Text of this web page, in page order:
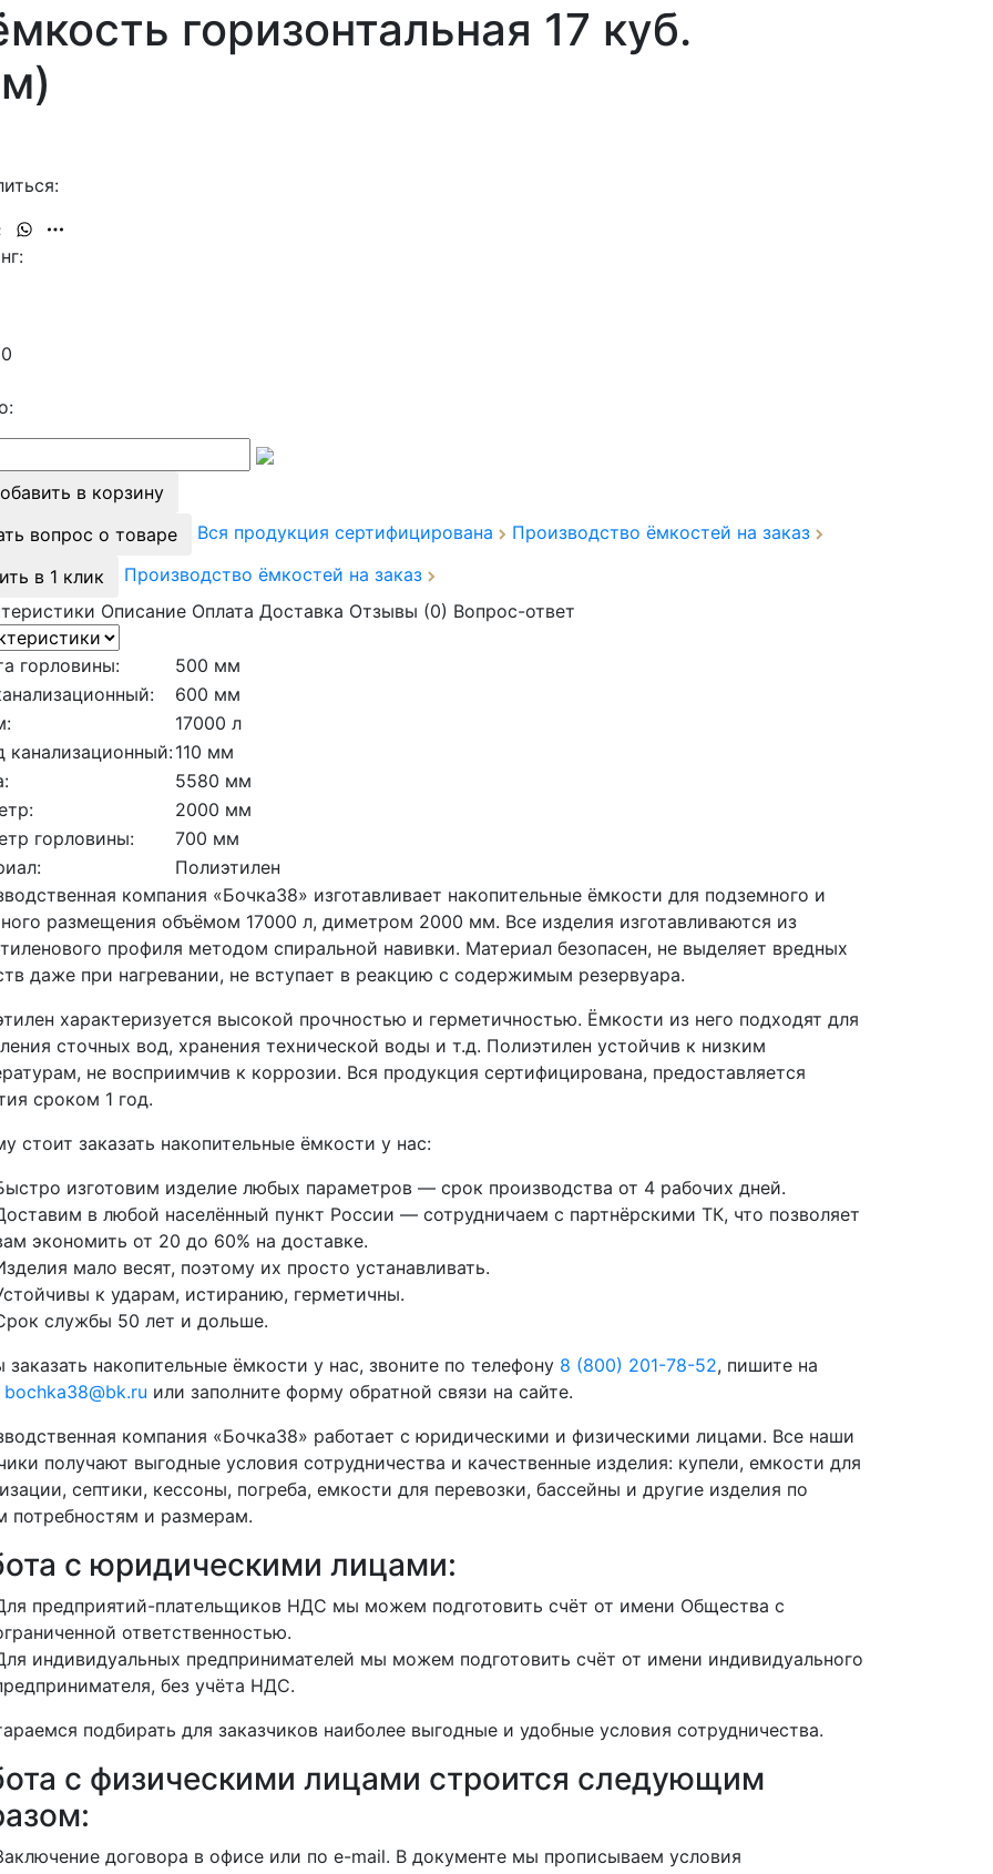
горизонтальная 17 куб.
в корзину
вопрос о товаре
Вся продукция сертифицирована
Производство ёмкостей на заказ
в 1 клик
Производство ёмкостей на заказ
Описание Оплата Доставка Отзывы (0) Вопрос-ответ
горловины:
500 мм
600 мм
17000 л
канализационный:110 мм
5580 мм
2000 мм
горловины:
700 мм
Полиэтилен
компания «Бочка38» изготавливает накопительные ёмкости для подземного и
размещения объёмом 17000 л, диметром 2000 мм. Все изделия изготавливаются из
профиля методом спиральной навивки. Материал безопасен, не выделяет вредных
даже при нагревании, не вступает в реакцию с содержимым резервуара.
характеризуется высокой прочностью и герметичностью. Ёмкости из него подходят для
сточных вод, хранения технической воды и т.д. Полиэтилен устойчив к низким
не восприимчив к коррозии. Вся продукция сертифицирована, предоставляется
сроком 1 год.
стоит заказать накопительные ёмкости у нас:
изготовим изделие любых параметров — срок производства от 4 рабочих дней.
в любой населённый пункт России — сотрудничаем с партнёрскими ТК, что позволяет
экономить от 20 до 60% на доставке.
мало весят, поэтому их просто устанавливать.
к ударам, истиранию, герметичны.
службы 50 лет и дольше.
заказать накопительные ёмкости у нас, звоните по телефону 8 (800) 201-78-52, пишите на
bochka38@bk.ru или заполните форму обратной связи на сайте.
компания «Бочка38» работает с юридическими и физическими лицами. Все наши
получают выгодные условия сотрудничества и качественные изделия: купели, емкости для
септики, кессоны, погреба, емкости для перевозки, бассейны и другие изделия по
потребностям и размерам.
с юридическими лицами:
предприятий-плательщиков НДС мы можем подготовить счёт от имени Общества с
ответственностью.
индивидуальных предпринимателей мы можем подготовить счёт от имени индивидуального
без учёта НДС.
подбирать для заказчиков наиболее выгодные и удобные условия сотрудничества.
с физическими лицами строится следующим
договора в офисе или по e-mail. В документе мы прописываем условия